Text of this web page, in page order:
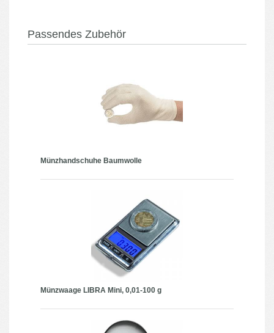
Passendes Zubehör
Münzhandschuhe Baumwolle
Münzwaage LIBRA Mini, 0,01-100 g